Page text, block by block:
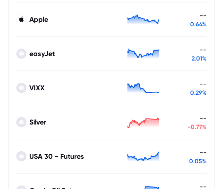
Apple --
0.64%
easyJet --
2.01%
VIXX --
0.29%
Silver --
-0.77%
USA 30 - Futures --
0.05%
--